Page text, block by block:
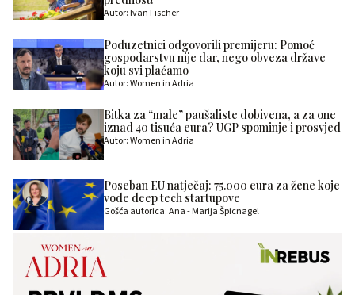
Autor: Ivan Fischer
Poduzetnici odgovorili premijeru: Pomoć
gospodarstvu nije dar, nego obveza države
koju svi plaćamo
Autor: Women in Adria
Bitka za “male” paušaliste dobivena, a za one
iznad 40 tisuća eura? UGP spominje i prosvjed
Autor: Women in Adria
Poseban EU natječaj: 75.000 eura za žene koje
vode deep tech startupove
Gošća autorica: Ana - Marija Špicnagel